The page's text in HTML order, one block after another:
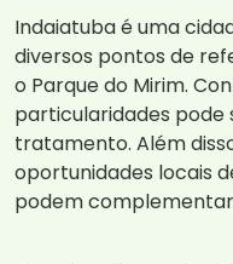
Indaiatuba é uma
diversos pontos de
o Parque do Mirim.
particularidades pode
tratamento. Além
oportunidades locais
podem